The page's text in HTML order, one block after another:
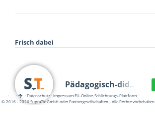
Frisch dabei
Pädagogisch-did…
· · ·Datenschutz·Impressum EU-Online-Schlichtungs-Plattform·
© 2016 - 2026 SupraTix GmbH oder Partnergesellschaften - Alle Rechte vorbehalten.